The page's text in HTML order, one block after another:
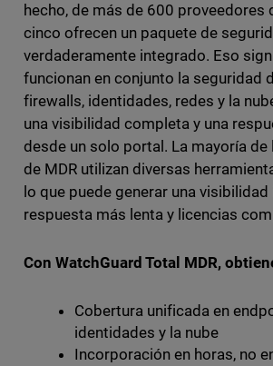
hecho, de más de 600 proveedores
cinco ofrecen un paquete de
verdaderamente integrado. Eso
funcionan en conjunto la seguridad
firewalls, identidades, redes y la
una visibilidad completa y una
desde un solo portal. La mayoría
de MDR utilizan diversas
lo que puede generar una visibilidad
respuesta más lenta y licencias
Con WatchGuard Total MDR,
Cobertura unificada en
identidades y la nube
Incorporación en horas, no